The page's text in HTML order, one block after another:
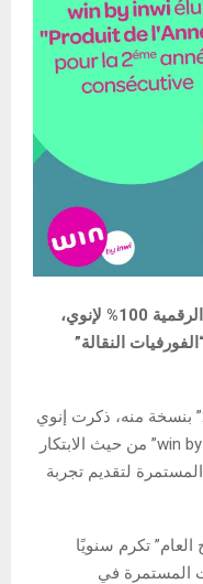
حصلت “win by inwi”، العلامة-المنتج الرقمية 100% لإنوي،
النقالة”
وفي بلاغ لها توصل موقع “المستقبل24” بنسخة منه، ذكرت إنوي
أن هذا التتويج الجديد يجسد تميز “win by inwi” من حيث الابتكار
لتقديم تجربة
العام” تكرم سنويًا
المستمرة في